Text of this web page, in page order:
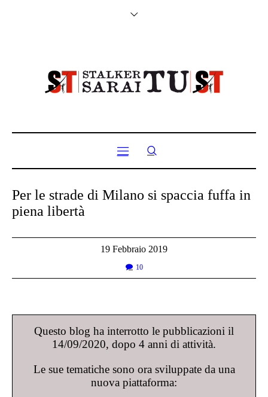
Per le strade di Milano si spaccia fuffa in
piena libertà
19 Febbraio 2019
10
Questo blog ha interrotto le pubblicazioni il
14/09/2020, dopo 4 anni di attività.
Le sue tematiche sono ora sviluppate da una
nuova piattaforma: